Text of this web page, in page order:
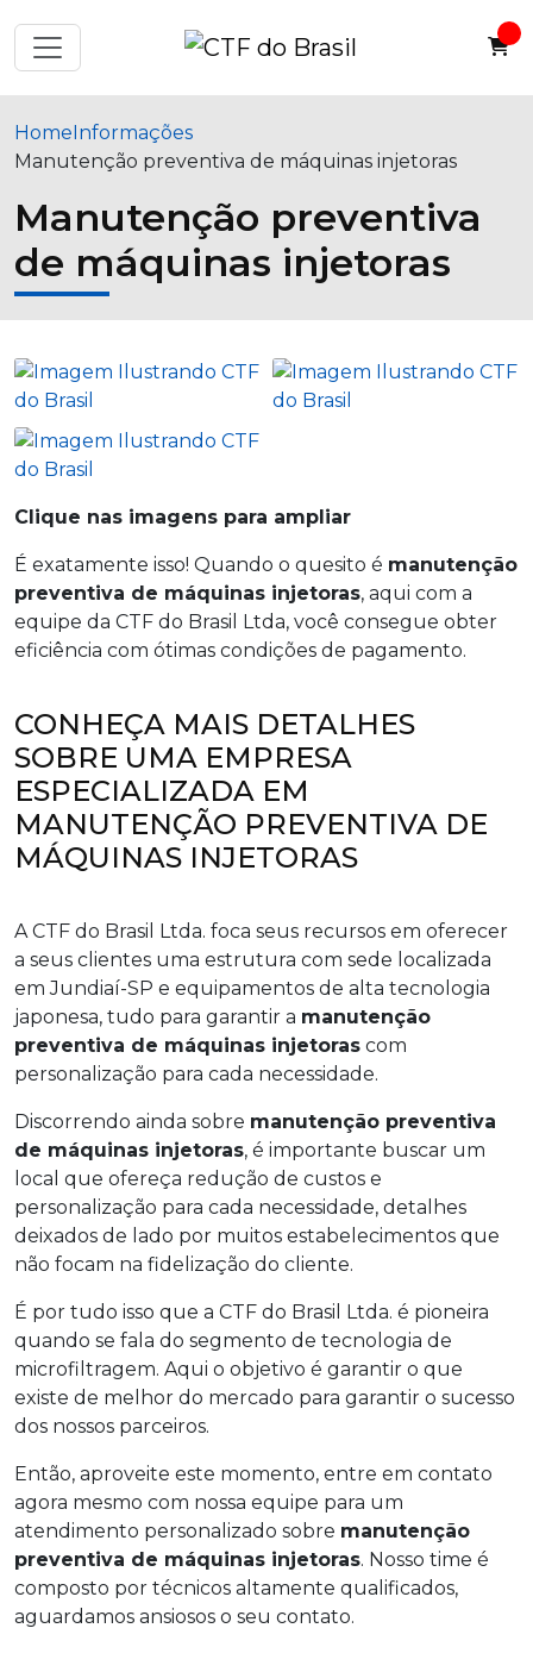
HomeInformações
Manutenção preventiva de máquinas injetoras
Manutenção preventiva
de máquinas injetoras
Clique nas imagens para ampliar
É exatamente isso! Quando o quesito é manutenção
preventiva de máquinas injetoras, aqui com a
equipe da CTF do Brasil Ltda, você consegue obter
eficiência com ótimas condições de pagamento.
CONHEÇA MAIS DETALHES
SOBRE UMA EMPRESA
ESPECIALIZADA EM
MANUTENÇÃO PREVENTIVA DE
MÁQUINAS INJETORAS
A CTF do Brasil Ltda. foca seus recursos em oferecer
a seus clientes uma estrutura com sede localizada
em Jundiaí-SP e equipamentos de alta tecnologia
japonesa, tudo para garantir a manutenção
preventiva de máquinas injetoras com
personalização para cada necessidade.
Discorrendo ainda sobre manutenção preventiva
de máquinas injetoras, é importante buscar um
local que ofereça redução de custos e
personalização para cada necessidade, detalhes
deixados de lado por muitos estabelecimentos que
não focam na fidelização do cliente.
É por tudo isso que a CTF do Brasil Ltda. é pioneira
quando se fala do segmento de tecnologia de
microfiltragem. Aqui o objetivo é garantir o que
existe de melhor do mercado para garantir o sucesso
dos nossos parceiros.
Então, aproveite este momento, entre em contato
agora mesmo com nossa equipe para um
atendimento personalizado sobre manutenção
preventiva de máquinas injetoras. Nosso time é
composto por técnicos altamente qualificados,
aguardamos ansiosos o seu contato.